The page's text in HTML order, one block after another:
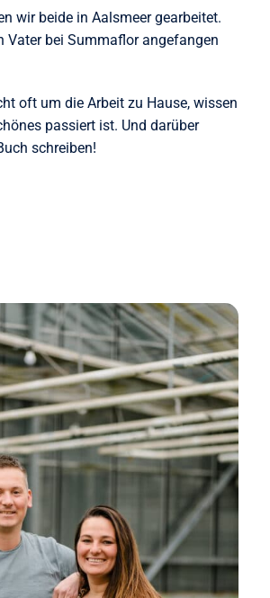
wir beide in Aalsmeer gearbeitet.
Vater bei Summaflor angefangen
oft um die Arbeit zu Hause, wissen
passiert ist. Und darüber
schreiben!